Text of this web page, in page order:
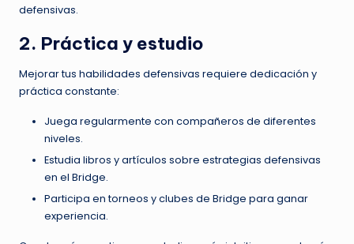
defensivas.
2. Práctica y estudio
Mejorar tus habilidades defensivas requiere dedicación y
práctica constante:
Juega regularmente con compañeros de diferentes
niveles.
Estudia libros y artículos sobre estrategias defensivas
en el Bridge.
Participa en torneos y clubes de Bridge para ganar
experiencia.